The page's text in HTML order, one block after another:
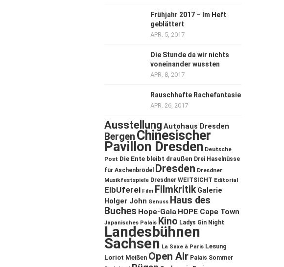
Frühjahr 2017 – Im Heft
geblättert
APR. 5, 2017
Die Stunde da wir nichts
voneinander wussten
APR. 8, 2017
Rauschhafte Rachefantasie
APR. 26, 2017
Ausstellung Autohaus Dresden
Bergen Chinesischer
Pavillon Dresden Deutsche
Post Die Ente bleibt draußen Drei Haselnüsse
für Aschenbrödel
Dresden Dresdner
Musikfestspiele Dresdner WEITSICHT Editorial
ElbUferei Film Filmkritik Galerie
Holger John Genuss Haus des
Buches Hope-Gala HOPE Cape Town
Japanisches Palais Kino Ladys Gin Night
Landesbühnen
Sachsen La Saxe à Paris Lesung
Loriot Meißen Open Air Palais Sommer